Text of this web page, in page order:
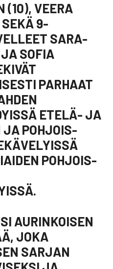
(10), VEERA
SEKÄ 9-
SARA-
SOFIA
PARHAAT
ETELÄ- JA
JA POHJOIS-
POHJOIS-
AURINKOISEN
JOKA
SARJAN